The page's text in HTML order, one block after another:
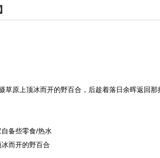
草原上顶冰而开的野百合，后趁着落日余晖返回那
备些零食/热水
而开的野百合